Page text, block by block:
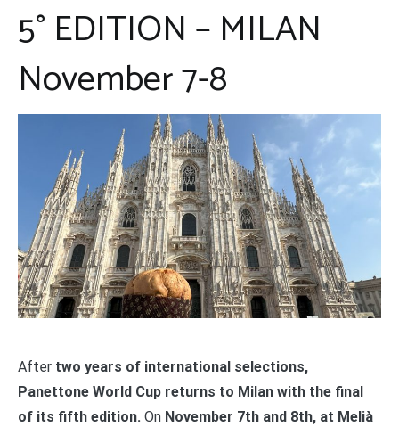
5° EDITION – MILAN
November 7-8
After two years of international selections,
Panettone World Cup returns to Milan with the final
of its fifth edition. On November 7th and 8th, at Melià